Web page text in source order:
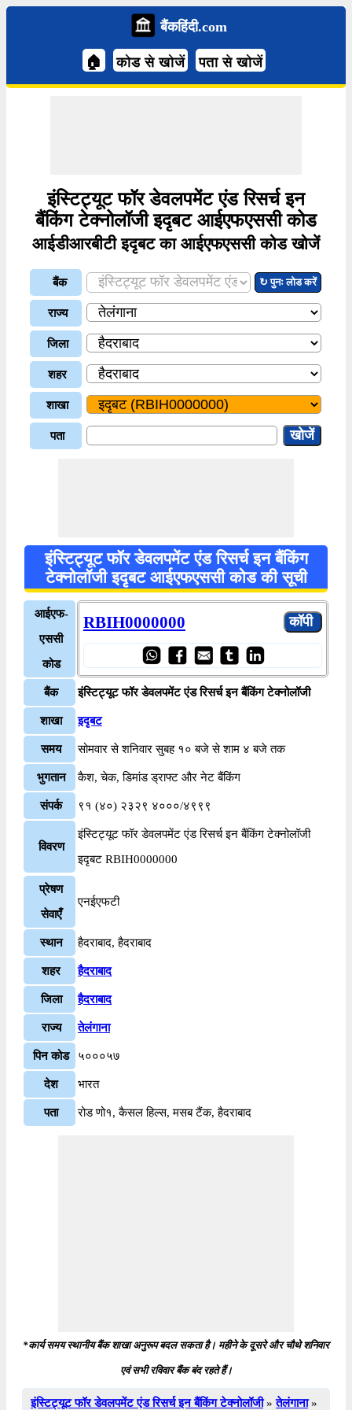
बैंकहिंदी.com
🏠 कोड से खोजें पता से खोजें
इंस्टिट्यूट फॉर डेवलपमेंट एंड रिसर्च इन
बैंकिंग टेक्नोलॉजी इदृबट आईएफएससी कोड
आईडीआरबीटी इदृबट का आईएफएससी कोड खोजें
बैंक ↻ पुनः लोड करें
राज्य
जिला
शहर
शाखा
पता
इंस्टिट्यूट फॉर डेवलपमेंट एंड रिसर्च इन बैंकिंग
टेक्नोलॉजी इदृबट आईएफएससी कोड की सूची
आईएफ-
एससी
कोड
RBIH0000000
बैंक इंस्टिट्यूट फॉर डेवलपमेंट एंड रिसर्च इन बैंकिंग टेक्नोलॉजी
शाखा इदृबट
समय सोमवार से शनिवार सुबह १० बजे से शाम ४ बजे तक
भुगतान कैश, चेक, डिमांड ड्राफ्ट और नेट बैंकिंग
संपर्क ९१ (४०) २३२९ ४०००/४९९९
विवरण
इंस्टिट्यूट फॉर डेवलपमेंट एंड रिसर्च इन बैंकिंग टेक्नोलॉजी
इदृबट RBIH0000000
प्रेषण
सेवाएँ
एनईएफटी
स्थान हैदराबाद, हैदराबाद
शहर हैदराबाद
जिला हैदराबाद
राज्य तेलंगाना
पिन कोड ५०००५७
देश भारत
पता रोड णो१, कैसल हिल्स, मसब टैंक, हैदराबाद
*कार्य समय स्थानीय बैंक शाखा अनुरूप बदल सकता है। महीने के दूसरे और चौथे शनिवार
एवं सभी रविवार बैंक बंद रहते हैं।
इंस्टिट्यूट फॉर डेवलपमेंट एंड रिसर्च इन बैंकिंग टेक्नोलॉजी » तेलंगाना »